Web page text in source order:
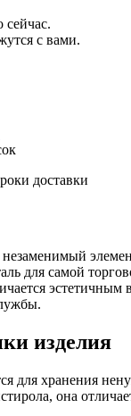
сейчас.
с вами.
доставки
для самой
изделия
для хранения
она